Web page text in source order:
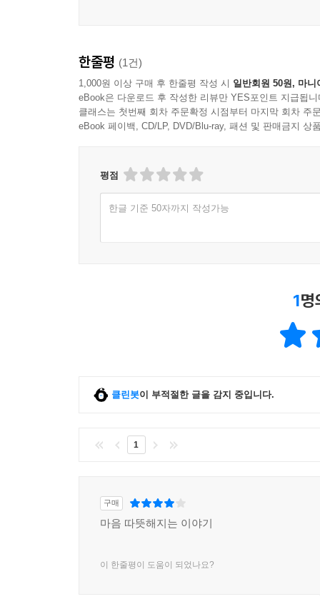
한줄평 (1건)
1,000원 이상 구매 후 한줄평 작성 시 일반회원 50원, 마니
eBook은 다운로드 후 작성한 리뷰만 YES포인트 지급됩니
클래스는 첫번째 회차 주문확정 시점부터 마지막 회차 주
eBook 페이백, CD/LP, DVD/Blu-ray, 패션 및 판매금지 상
평점
한글 기준 50자까지 작성가능
1명
클린봇이 부적절한 글을 감지 중입니다.
1
구매
마음 따뜻해지는 이야기
이 한줄평이 도움이 되었나요?